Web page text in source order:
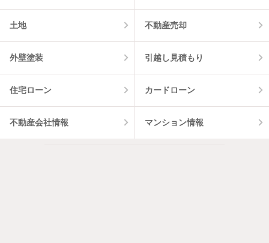
土地 不動産売却
外壁塗装 引越し見積もり
住宅ローン カードローン
不動産会社情報 マンション情報